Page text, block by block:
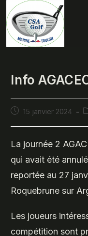
content
Info
Publication
15 janvier 2024
La journée 2
qui avait été
reportée au 27
Roquebrune sur
Les joueurs
compétition sont